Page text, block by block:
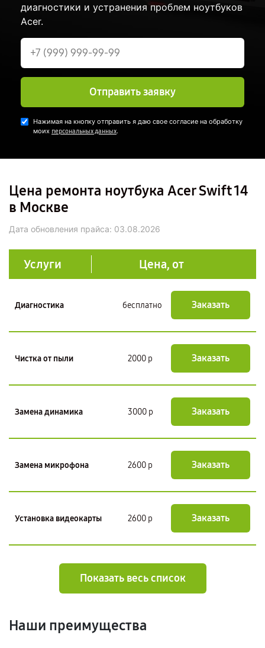
диагностики и устранения проблем ноутбуков
Acer.
Отправить заявку
Нажимая на кнопку отправить я даю свое согласие на обработку
моих персональных данных.
Цена ремонта ноутбука Acer Swift 14
в Москве
Дата обновления прайса: 03.08.2026
Услуги Цена, от
Диагностика бесплатно Заказать
Чистка от пыли 2000 р Заказать
Замена динамика 3000 р Заказать
Замена микрофона 2600 р Заказать
Установка видеокарты 2600 р Заказать
Показать весь список
Наши преимущества